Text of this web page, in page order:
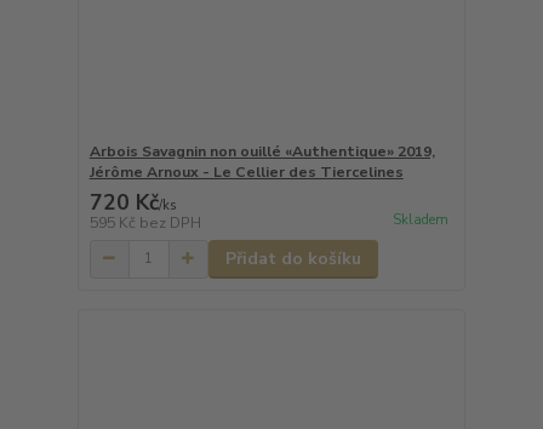
Arbois Savagnin non ouillé «Authentique» 2019,
Jérôme Arnoux - Le Cellier des Tiercelines
720 Kč/ks
595 Kč bez DPH Skladem
Přidat do košíku